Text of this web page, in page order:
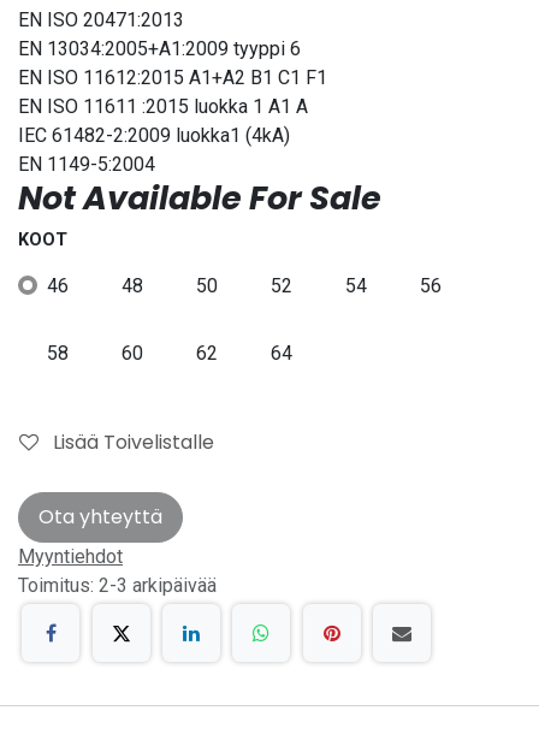
EN ISO 20471:2013
EN 13034:2005+A1:2009 tyyppi 6
EN ISO 11612:2015 A1+A2 B1 C1 F1
EN ISO 11611 :2015 luokka 1 A1 A
IEC 61482-2:2009 luokka1 (4kA)
EN 1149-5:2004
Not Available For Sale
KOOT
46 48 50 52 54 56
58 60 62 64
Lisää Toivelistalle
Ota yhteyttä
Myyntiehdot
Toimitus: 2-3 arkipäivää